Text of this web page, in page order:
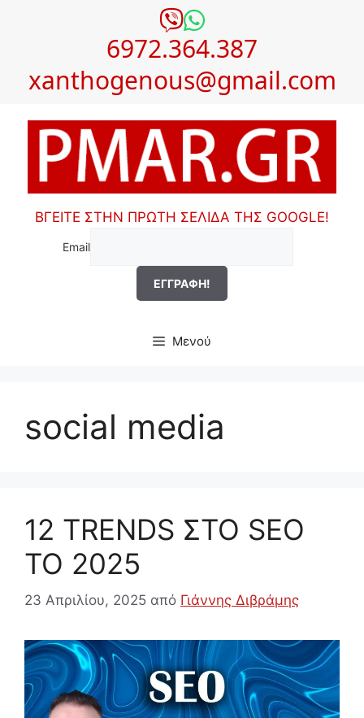
6972.364.387
xanthogenous@gmail.com
ΒΓΕΙΤΕ ΣΤΗΝ ΠΡΩΤΗ ΣΕΛΙΔΑ ΤΗΣ GOOGLE!
Email
Μενού
social media
12 TRENDS ΣΤΟ SEO
ΤΟ 2025
23 Απριλίου, 2025 από Γιάννης Διβράμης